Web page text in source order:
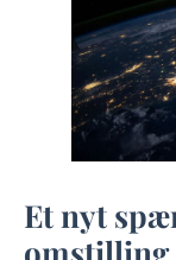
Et nyt